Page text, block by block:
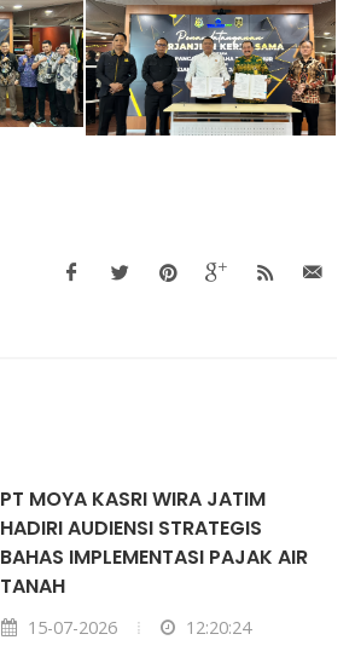
PT MOYA KASRI WIRA JATIM
HADIRI AUDIENSI STRATEGIS
BAHAS IMPLEMENTASI PAJAK AIR
TANAH
15-07-2026 12:20:24